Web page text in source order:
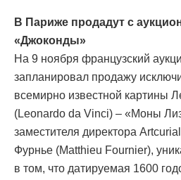
В Париже продадут с
«Джоконды»
На 9 ноября французский
запланировал продажу
всемирно известной картины
(Leonardo da Vinci) – «Моны
заместителя директора
Фурнье (Matthieu Fournier),
в том, что датируемая 1600